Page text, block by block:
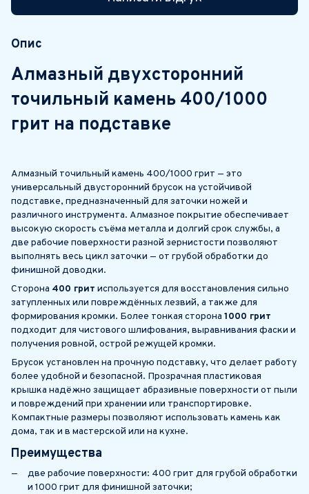
Опис
Алмазный двухсторонний
точильный камень 400/1000
грит на подставке
Алмазный точильный камень 400/1000 грит — это
универсальный двусторонний брусок на устойчивой
подставке, предназначенный для заточки ножей и
различного инструмента. Алмазное покрытие обеспечивает
высокую скорость съёма металла и долгий срок службы, а
две рабочие поверхности разной зернистости позволяют
выполнять весь цикл заточки — от грубой обработки до
финишной доводки.
Сторона 400 грит используется для восстановления сильно
затупленных или повреждённых лезвий, а также для
формирования кромки. Более тонкая сторона 1000 грит
подходит для чистового шлифования, выравнивания фаски и
получения ровной, острой режущей кромки.
Брусок установлен на прочную подставку, что делает работу
более удобной и безопасной. Прозрачная пластиковая
крышка надёжно защищает абразивные поверхности от пыли
и повреждений при хранении или транспортировке.
Компактные размеры позволяют использовать камень как
дома, так и в мастерской или на кухне.
Преимущества
две рабочие поверхности: 400 грит для грубой обработки
и 1000 грит для финишной заточки;